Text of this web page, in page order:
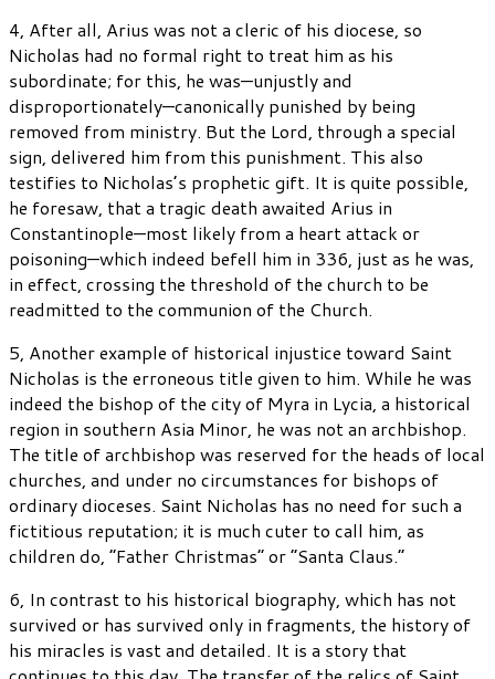
4, After all, Arius was not a cleric of his diocese, so
Nicholas had no formal right to treat him as his
subordinate; for this, he was—unjustly and
disproportionately—canonically punished by being
removed from ministry. But the Lord, through a special
sign, delivered him from this punishment. This also
testifies to Nicholas’s prophetic gift. It is quite possible,
he foresaw, that a tragic death awaited Arius in
Constantinople—most likely from a heart attack or
poisoning—which indeed befell him in 336, just as he was,
in effect, crossing the threshold of the church to be
readmitted to the communion of the Church.
5, Another example of historical injustice toward Saint
Nicholas is the erroneous title given to him. While he was
indeed the bishop of the city of Myra in Lycia, a historical
region in southern Asia Minor, he was not an archbishop.
The title of archbishop was reserved for the heads of local
churches, and under no circumstances for bishops of
ordinary dioceses. Saint Nicholas has no need for such a
fictitious reputation; it is much cuter to call him, as
children do, “Father Christmas” or “Santa Claus.”
6, In contrast to his historical biography, which has not
survived or has survived only in fragments, the history of
his miracles is vast and detailed. It is a story that